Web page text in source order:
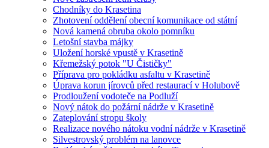
Chodníky do Krasetina
Zhotovení oddělení obecní komunikace od státní
Nová kamená obruba okolo pomníku
Letošní stavba májky
Uložení horské vpustě v Krasetině
Křemežský potok "U Čističky"
Příprava pro pokládku asfaltu v Krasetině
Úprava korun jírovců před restaurací v Holubově
Prodloužení vodoteče na Podluží
Nový nátok do požární nádrže v Krasetině
Zateplování stropu školy
Realizace nového nátoku vodní nádrže v Krasetině
Silvestrovský problém na lanovce